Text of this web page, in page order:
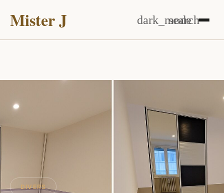
Mister J dark_mode
search
DIVERS